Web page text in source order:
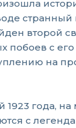
второй
с его
на
1923 года,
с